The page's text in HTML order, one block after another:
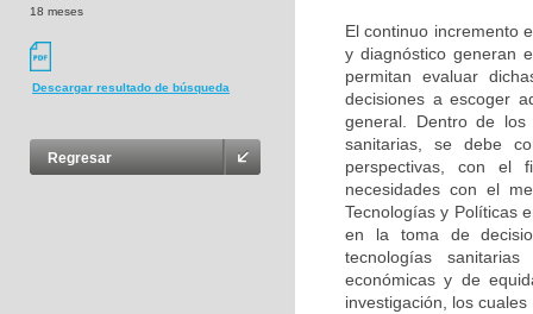
18 meses
Descargar resultado de búsqueda
Regresar
El continuo incremento
y diagnóstico generan
permitan evaluar
decisiones a escoger
general. Dentro de los
sanitarias, se debe
perspectivas, con el
necesidades con el
Tecnologías y Políticas
en la toma de
tecnologías
económicas y de
investigación, los